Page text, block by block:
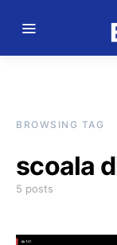
BROWSING TAG
scoala
5 posts